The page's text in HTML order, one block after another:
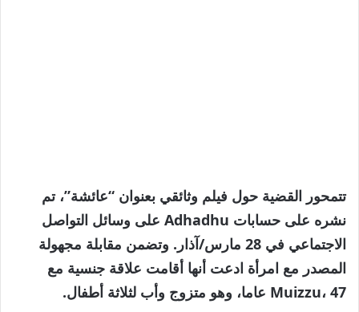
تتمحور القضية حول فيلم وثائقي بعنوان “عائشة”، تم
نشره على حسابات Adhadhu على وسائل التواصل
الاجتماعي في 28 مارس/آذار. وتضمن مقابلة مجهولة
المصدر مع امرأة ادعت أنها أقامت علاقة جنسية مع
Muizzu، 47 عاما، وهو متزوج وأب لثلاثة أطفال.